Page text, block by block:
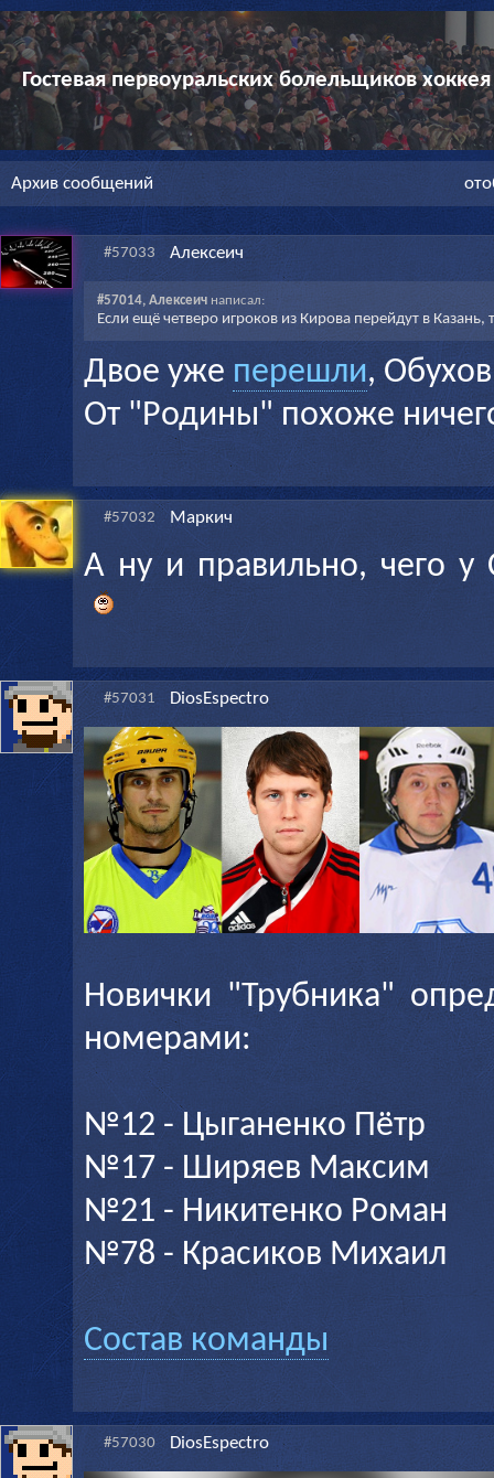
Гостевая первоуральских болельщиков
Архив сообщений
#57033 Алексеич
#57014, Алексеичнаписал:
Если ещё четверо игроков из Кирова перейдут в Казань,
Двое уже перешли,
От "Родины" похоже
#57032 Маркич
А ну и правильно, чего у
#57031 DiosEspectro
Новички "Трубника"
номерами:
№12 - Цыганенко Пётр
№17 - Ширяев Максим
№21 - Никитенко Роман
№78 - Красиков Михаил
Состав команды
#57030 DiosEspectro